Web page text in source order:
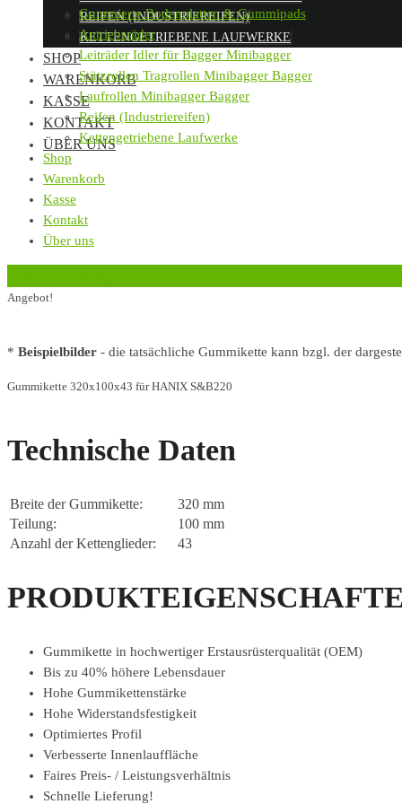
REIFEN (INDUSTRIEREIFEN)
KETTENGETRIEBENE LAUFWERKE
SHOP
WARENKORB
KASSE
KONTAKT
ÜBER UNS
Gummierte Bodenplatten & Gummipads
Antriebsräder
Leiträder Idler für Bagger Minibagger
Stützrollen Tragrollen Minibagger Bagger
Laufrollen Minibagger Bagger
Reifen (Industriereifen)
Kettengetriebene Laufwerke
Shop
Warenkorb
Kasse
Kontakt
Über uns
Angebot!
* Beispielbilder - die tatsächliche Gummikette kann bzgl. der
Gummikette 320x100x43 für HANIX S&B220
Technische Daten
Breite der Gummikette:
320 mm
Teilung:
100 mm
Anzahl der Kettenglieder:
43
Gummikette in hochwertiger Erstausrüsterqualität (OEM)
Bis zu 40% höhere Lebensdauer
Hohe Gummikettenstärke
Hohe Widerstandsfestigkeit
Optimiertes Profil
Verbesserte Innenlauffläche
Faires Preis- / Leistungsverhältnis
Schnelle Lieferung!